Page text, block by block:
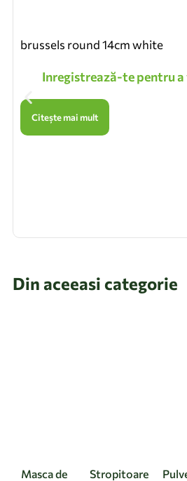
brussels round 14cm white
Inregistrează-te pentru
Citește mai mult
Din aceeasi categorie
Masca de
Stropitoare